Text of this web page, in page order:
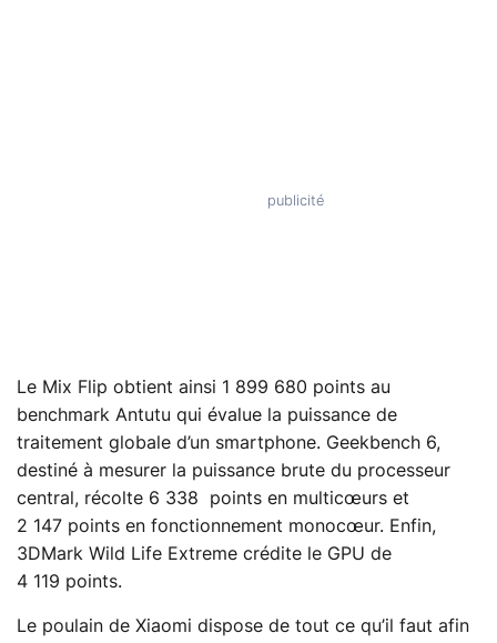
Le Mix Flip obtient ainsi 1 899 680 points au
benchmark Antutu qui évalue la puissance de
traitement globale d’un smartphone. Geekbench 6,
destiné à mesurer la puissance brute du processeur
central, récolte 6 338 points en multicœurs et
2 147 points en fonctionnement monocœur. Enfin,
3DMark Wild Life Extreme crédite le GPU de
4 119 points.
Le poulain de Xiaomi dispose de tout ce qu’il faut afin